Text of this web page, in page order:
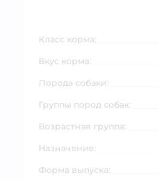
Класс корма:
Вкус корма:
Порода собаки:
Группы пород собак:
Возрастная группа:
Назначение:
Форма выпуска: